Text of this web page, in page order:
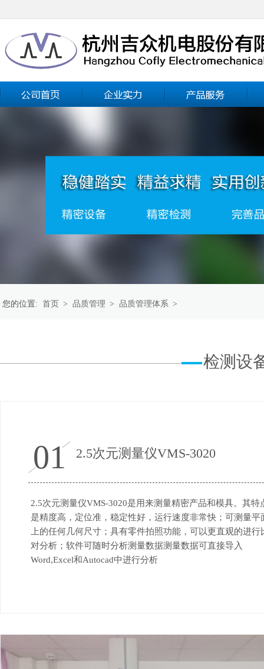
您的位置: 首页 > 品质管理 > 品质管理体系 >
检测设
01 2.5次元测量仪VMS-3020
2.5次元测量仪VMS-3020是用来测量精密产品和模具。其特
是精度高，定位准，稳定性好，运行速度非常快；可测量平
上的任何几何尺寸；具有零件拍照功能，可以更直观的进行
对分析；软件可随时分析测量数据测量数据可直接导入
Word,Excel和Autocad中进行分析